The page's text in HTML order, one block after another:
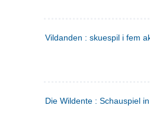
Vildanden : skuespil i fem
Die Wildente : Schauspiel